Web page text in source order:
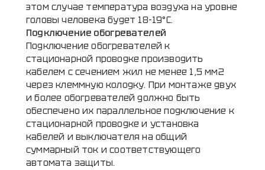
этом случае температура воздуха на уровне
головы человека будет 18-19°С.
Подключение обогревателей
Подключение обогревателей к
стационарной проводке производить
кабелем с сечением жил не менее 1,5 мм2
через клеммную колодку. При монтаже двух
и более обогревателей должно быть
обеспечено их параллельное подключение к
стационарной проводке и установка
кабелей и выключателя на общий
суммарный ток и соответствующего
автомата защиты.